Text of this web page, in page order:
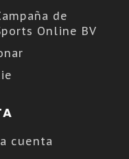
de
Online BV
cuenta